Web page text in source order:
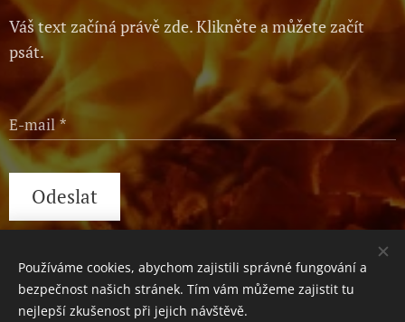
Váš text začíná právě zde. Klikněte a můžete začít
psát.
E-mail
Odeslat
Václavské náměstí 1, Praha, 110 00 Cookies
Používáme cookies, abychom zajistili správné fungování a
bezpečnost našich stránek. Tím vám můžeme zajistit tu
nejlepší zkušenost při jejich návštěvě.